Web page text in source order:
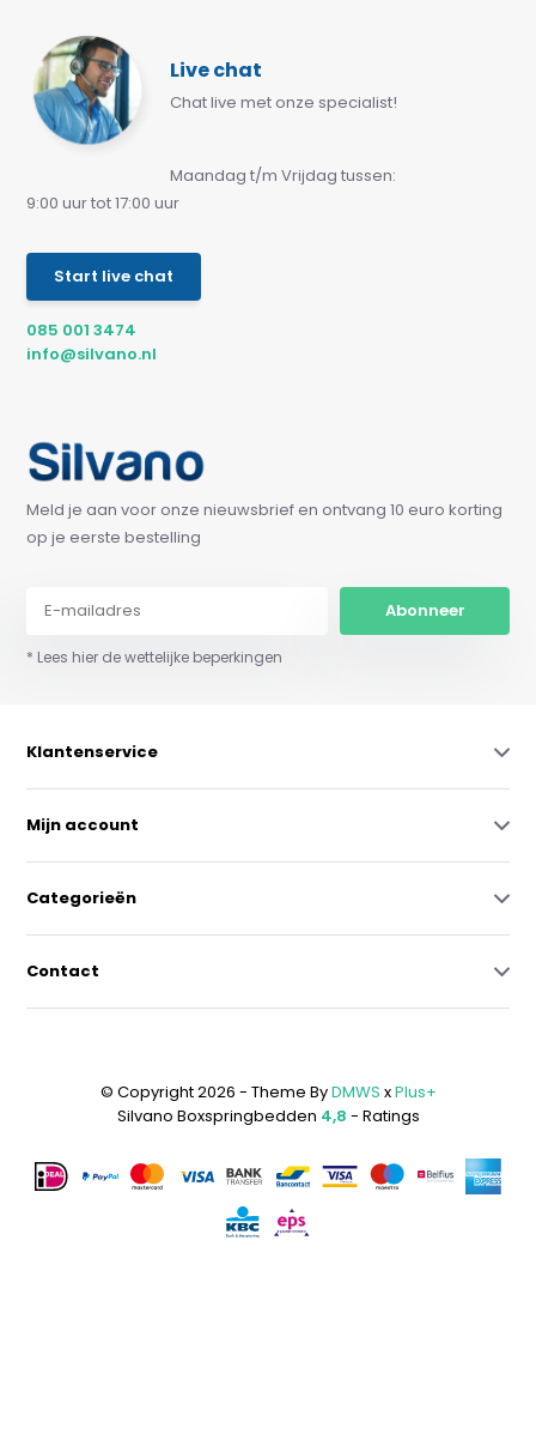
Live chat
Chat live met onze specialist!
Maandag t/m Vrijdag tussen:
9:00 uur tot 17:00 uur
Start live chat
085 001 3474
info@silvano.nl
Meld je aan voor onze nieuwsbrief en ontvang 10 euro korting
op je eerste bestelling
Abonneer
* Lees hier de wettelijke beperkingen
Klantenservice
Mijn account
Categorieën
Contact
© Copyright 2026 - Theme ByDMWS xPlus+
Silvano Boxspringbedden 4,8 - Ratings